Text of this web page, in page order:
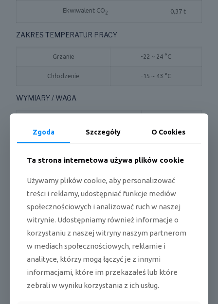
Ekwiwalent CO2 0,37 t
ZAKRES TEMPERATUR PRACY
Grzanie -22 ~ 24 °C
Chłodzenie -15 ~ 43 °C
WYMIARY / WAGA
wewn.
mm
zewn.
mm
Waga netto jedn. wewn. / zewn. 15,5 / 27,5 kg
CECHY / WYPOSAŻENIE
Moduł WiFi Tak
Funkcja I-Feel Tak
wewn.
Zgoda Szczegóły O Cookies
Ta strona internetowa używa plików cookie
Używamy plików cookie, aby personalizować
treści i reklamy, udostępniać funkcje mediów
społecznościowych i analizować ruch w naszej
witrynie. Udostępniamy również informacje o
korzystaniu z naszej witryny naszym partnerom
w mediach społecznościowych, reklamie i
analityce, którzy mogą łączyć je z innymi
informacjami, które im przekazałeś lub które
zebrali w wyniku korzystania z ich usług.